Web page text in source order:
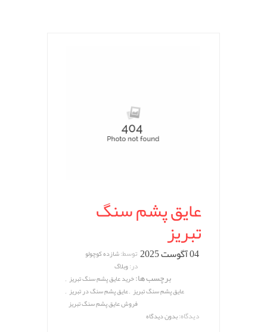
عایق پشم سنگ
تبریز
04 آگوست 2025 توسط:شازده کوچولو
در:وبلاگ
برچسب ها:خرید عایق پشم سنگ تبریز ,
عایق پشم سنگ تبریز ,عایق پشم سنگ در تبریز ,
فروش عایق پشم سنگ تبریز
دیدگاه:بدون دیدگاه